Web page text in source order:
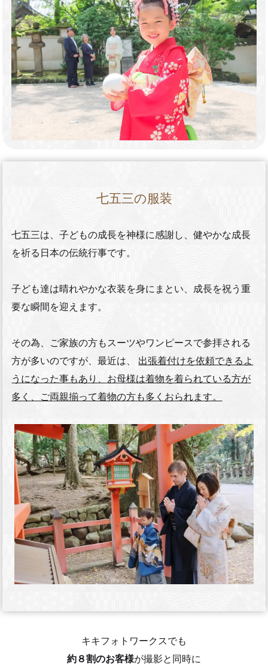
七五三の服装
七五三は、子どもの成長を神様に感謝し、健やかな成長
を祈る日本の伝統行事です。
子ども達は晴れやかな衣装を身にまとい、成長を祝う重
要な瞬間を迎えます。
その為、ご家族の方もスーツやワンピースで参拝される
方が多いのですが、最近は、 出張着付けを依頼できるよ
うになった事もあり、お母様は着物を着られている方が
多く、ご両親揃って着物の方も多くおられます。
キキフォトワークスでも
約８割のお客様が撮影と同時に